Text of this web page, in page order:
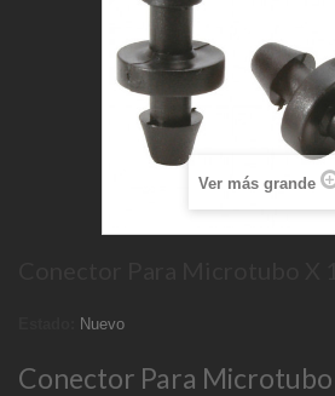
Ver más grande
Nuevo
Conector Para Microtubo